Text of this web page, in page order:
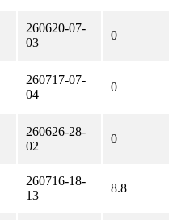
260620-07-
03
0
260717-07-
04
0
260626-28-
02
0
260716-18-
13
8.8